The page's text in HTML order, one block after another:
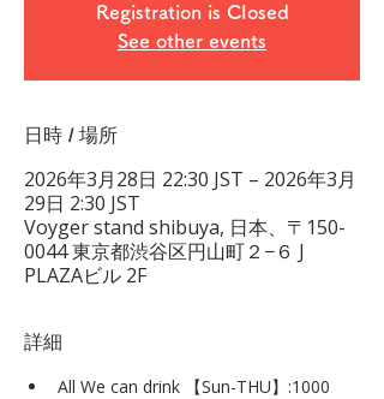
Registration is Closed
See other events
日時 / 場所
2026年3月28日 22:30 JST – 2026年3月
29日 2:30 JST
Voyger stand shibuya, 日本、〒150-
0044 東京都渋谷区円山町２−６ J
PLAZAビル 2F
詳細
All We can drink 【Sun-THU】:1000